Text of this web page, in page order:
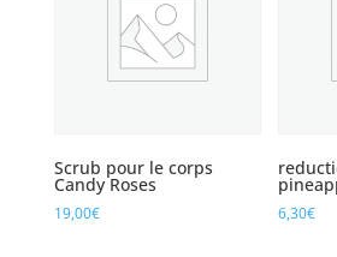
Scrub pour le corps
Candy Roses
19,00€ 6,30€